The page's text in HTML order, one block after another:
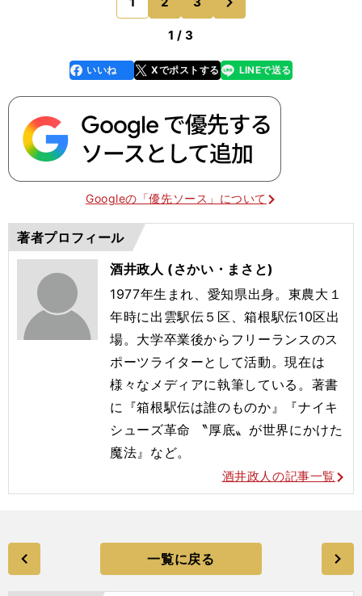
悠太が区
1 / 3
faceboo
k
いいね Xでポストする
line LINEで送る
Googleの「優先ソース」について
著者プロフィール
酒井政人 (さかい・まさと)
1977年生まれ、愛知県出身。東農大１
年時に出雲駅伝５区、箱根駅伝10区出
場。大学卒業後からフリーランスのス
ポーツライターとして活動。現在は
様々なメディアに執筆している。著書
に『箱根駅伝は誰のものか』『ナイキ
シューズ革命 〝厚底〟が世界にかけた
魔法』など。
酒井政人の記事一覧
一覧に戻る